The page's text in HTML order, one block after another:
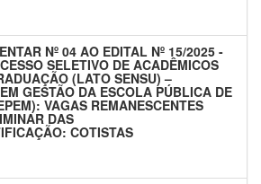
Nº 04 AO EDITAL Nº 15/2025 -
SELETIVO DE ACADÊMICOS
(LATO SENSU) –
GESTÃO DA ESCOLA PÚBLICA DE
VAGAS REMANESCENTES
DAS
COTISTAS